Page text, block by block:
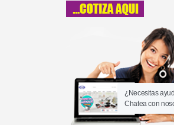
¿Necesitas
Chatea con